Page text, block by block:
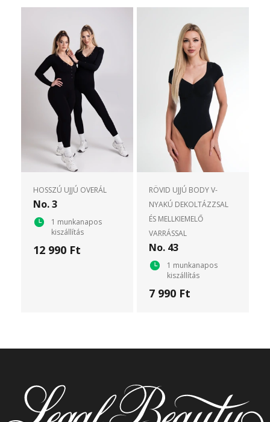
HOSSZÚ UJJÚ OVERÁL
No. 3
1 munkanapos
kiszállítás
12 990 Ft
RÖVID UJJÚ BODY V-
NYAKÚ DEKOLTÁZZSAL
ÉS MELLKIEMELŐ
VARRÁSSAL
No. 43
1 munkanapos
kiszállítás
7 990 Ft